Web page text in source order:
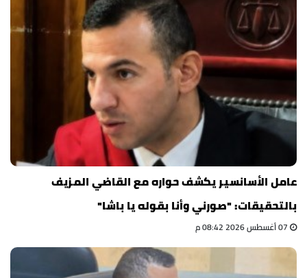
عامل الأسانسير يكشف حواره مع القاضي المزيف
بالتحقيقات: "صورني وأنا بقوله يا باشا"